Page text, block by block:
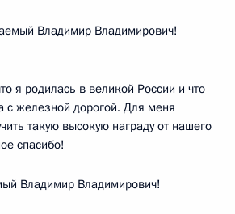
Владимир Владимирович!
я родилась в великой России и что
с железной дорогой. Для меня
такую высокую награду от нашего
спасибо!
Владимир Владимирович!